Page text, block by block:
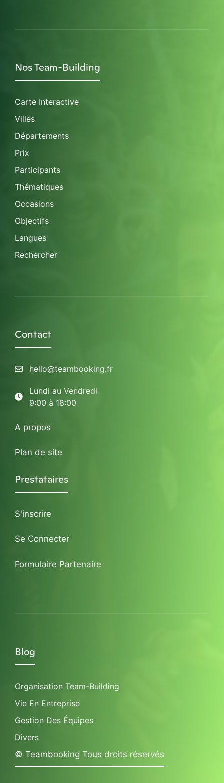
Nos Team-Building
Carte Interactive
Villes
Départements
Prix
Participants
Thématiques
Occasions
Objectifs
Langues
Rechercher
Contact
hello@teambooking.fr
Lundi au Vendredi
9:00 à 18:00
A propos
Plan de site
Prestataires
S'inscrire
Se Connecter
Formulaire Partenaire
Blog
Organisation Team-Building
Vie En Entreprise
Gestion Des Équipes
Divers
© Teambooking Tous droits réservés